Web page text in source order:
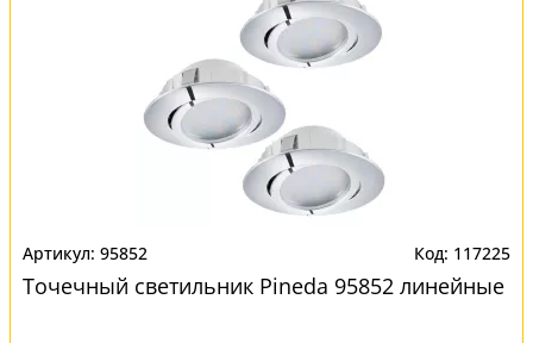
95852 117225
Точечный светильник Pineda 95852 линейные